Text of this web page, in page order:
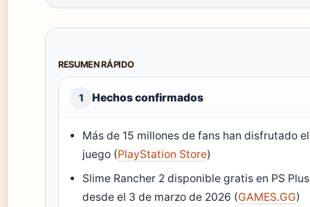
RESUMEN RÁPIDO
1 Hechos confirmados
Más de 15 millones de fans han disfrutado el
juego (PlayStation Store)
Slime Rancher 2 disponible gratis en PS Plus
desde el 3 de marzo de 2026 (GAMES.GG)